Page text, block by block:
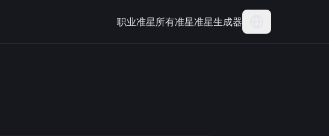
职业准星所有准星准星生成器
Current